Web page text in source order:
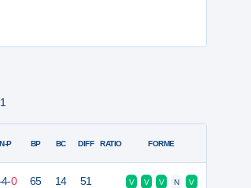
P BP BC DIFF RATIO FORME
4-0 65 14 51 V V V N V